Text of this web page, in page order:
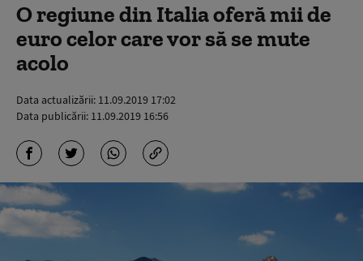
O regiune din Italia oferă mii de
euro celor care vor să se mute
acolo
Data actualizării: 11.09.2019 17:02
Data publicării: 11.09.2019 16:56